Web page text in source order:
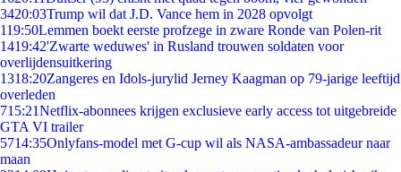
3420:03Trump wil dat J.D. Vance hem in 2028 opvolgt
119:50Lemmen boekt eerste profzege in zware Ronde van Polen-rit
1419:42'Zwarte weduwes' in Rusland trouwen soldaten voor
overlijdensuitkering
1318:20Zangeres en Idols-jurylid Jerney Kaagman op 79-jarige leeftijd
overleden
715:21Netflix-abonnees krijgen exclusieve early access tot uitgebreide
GTA VI trailer
5714:35Onlyfans-model met G-cup wil als NASA-ambassadeur naar
maan